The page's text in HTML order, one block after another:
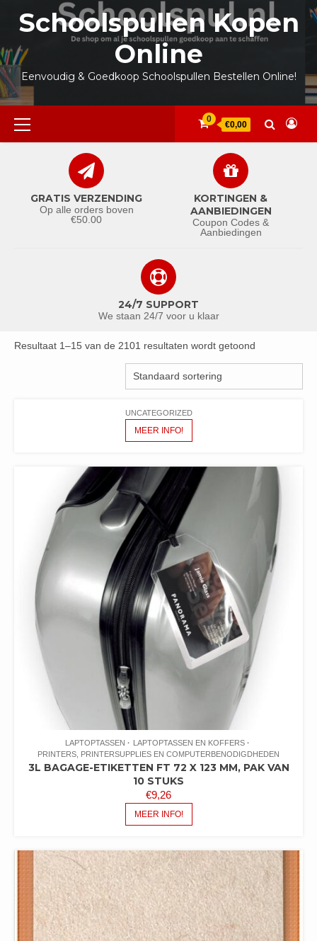
inhoud
Schoolspullen Kopen
Online
Eenvoudig & Goedkoop Schoolspullen Bestellen Online!
Primair
menu
0
€0,00
GRATIS VERZENDING
Op alle orders boven
€50.00
KORTINGEN &
AANBIEDINGEN
Coupon Codes &
Aanbiedingen
24/7 SUPPORT
We staan 24/7 voor u klaar
Resultaat 1–15 van de 2101 resultaten wordt getoond
UNCATEGORIZED
MEER INFO!
LAPTOPTASSEN
LAPTOPTASSEN EN KOFFERS
PRINTERS, PRINTERSUPPLIES EN COMPUTERBENODIGDHEDEN
3L BAGAGE-ETIKETTEN FT 72 X 123 MM, PAK VAN
10 STUKS
€9,26
MEER INFO!